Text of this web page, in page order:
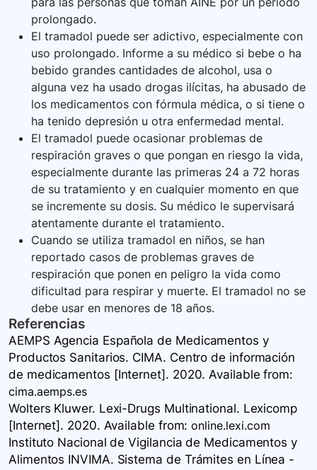
prolongado.
El tramadol puede ser adictivo, especialmente con
uso prolongado. Informe a su médico si bebe o ha
bebido grandes cantidades de alcohol, usa o
alguna vez ha usado drogas ilícitas, ha abusado de
los medicamentos con fórmula médica, o si tiene o
ha tenido depresión u otra enfermedad mental.
El tramadol puede ocasionar problemas de
respiración graves o que pongan en riesgo la vida,
especialmente durante las primeras 24 a 72 horas
de su tratamiento y en cualquier momento en que
se incremente su dosis. Su médico le supervisará
atentamente durante el tratamiento.
Cuando se utiliza tramadol en niños, se han
reportado casos de problemas graves de
respiración que ponen en peligro la vida como
dificultad para respirar y muerte. El tramadol no se
debe usar en menores de 18 años.
Referencias
AEMPS Agencia Española de Medicamentos y
Productos Sanitarios. CIMA. Centro de información
de medicamentos [Internet]. 2020. Available from:
cima.aemps.es
Wolters Kluwer. Lexi-Drugs Multinational. Lexicomp
[Internet]. 2020. Available from:online.lexi.com
Instituto Nacional de Vigilancia de Medicamentos y
Alimentos INVIMA. Sistema de Trámites en Línea -